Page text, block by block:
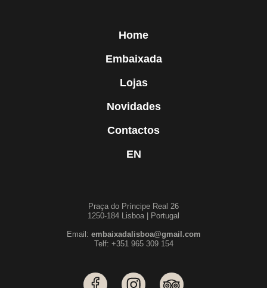
Home
Embaixada
Lojas
Novidades
Contactos
EN
Praça do Príncipe Real 26
1250-184 Lisboa | Portugal
Email: embaixadalisboa@gmail.com
Telf: +351 965 309 154